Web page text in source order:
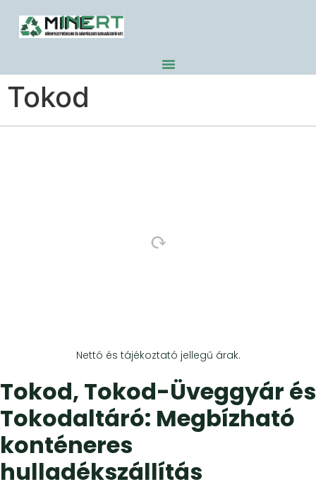
Tokod
Nettó és tájékoztató jellegű árak.
Tokod, Tokod-Üveggyár és
Tokodaltáró: Megbízható
konténeres
hulladékszállítás